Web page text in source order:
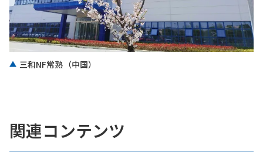
三和NF常熟（中国）
関連コンテンツ